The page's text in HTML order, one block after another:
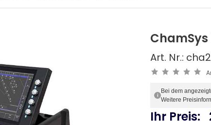
Art. Nr.:
i
Bei dem
Weitere
Ihr Preis: